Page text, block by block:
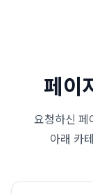
페이
요청하신 페
아래 카